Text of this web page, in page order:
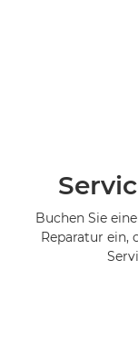
Buchen Sie
Reparatur ein,